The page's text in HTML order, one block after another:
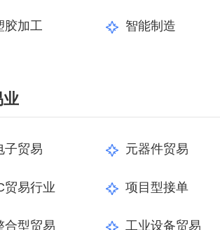
替代料管理
胶加工 智能制造
业
子贸易 元器件贸易
贸易行业 项目型接单
合型贸易 工业设备贸易